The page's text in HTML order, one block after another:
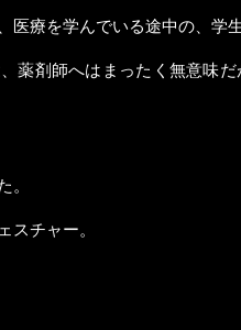
療を学んでいる途中の、学
薬剤師へはまったく無意味
チャー。